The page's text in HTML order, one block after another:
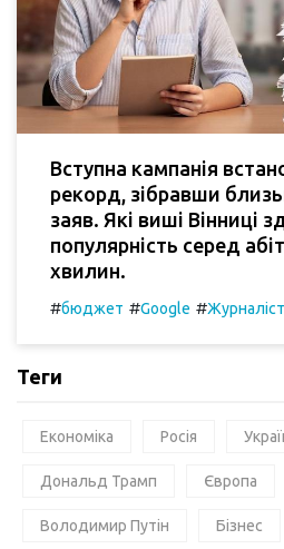
Вступна кампанія
рекорд, зібравши
заяв. Які виші Вінниці
популярність серед
хвилин.
#бюджет #Google #Журналіст
Теги
Економіка Росія
Дональд Трамп Європа
Володимир Путін Бізнес